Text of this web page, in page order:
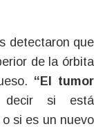
detectaron que
de la órbita
“El tumor
si está
si es un nuevo